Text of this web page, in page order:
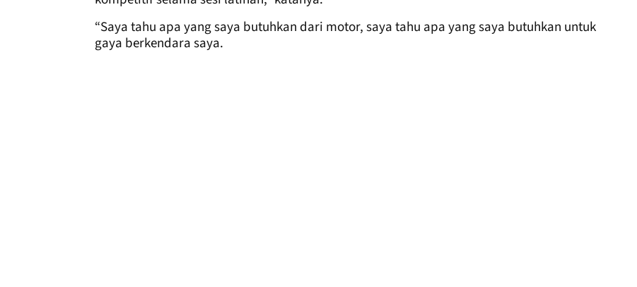
“Saya tahu apa yang saya butuhkan dari motor, saya tahu apa yang saya butuhkan untuk
gaya berkendara saya.